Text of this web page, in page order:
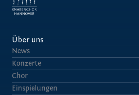
Über uns
News
Konzerte
Chor
Einspielungen